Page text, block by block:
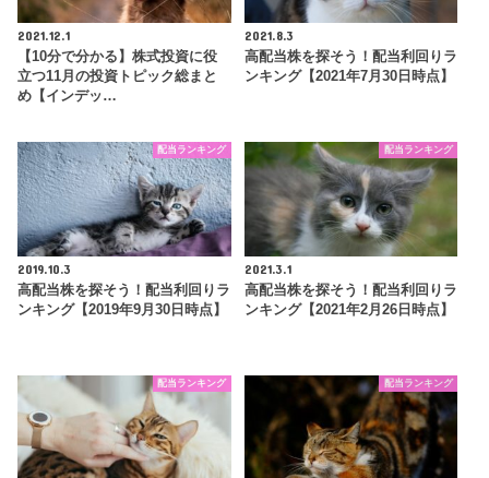
2021.12.1
【10分で分かる】株式投資に役
立つ11月の投資トピック総まと
め【インデッ…
2021.8.3
高配当株を探そう！配当利回りラ
ンキング【2021年7月30日時点】
配当ランキング
2019.10.3
高配当株を探そう！配当利回りラ
ンキング【2019年9月30日時点】
配当ランキング
2021.3.1
高配当株を探そう！配当利回りラ
ンキング【2021年2月26日時点】
配当ランキング 配当ランキング